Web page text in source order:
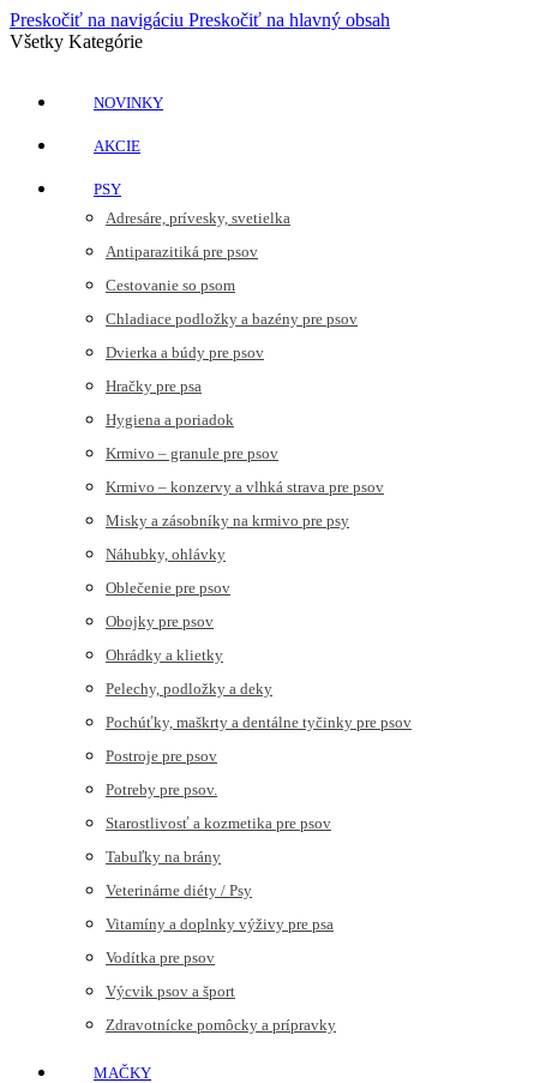
Preskočiť na navigáciu Preskočiť na hlavný obsah
Všetky Kategórie
NOVINKY
AKCIE
PSY
Adresáre, prívesky, svetielka
Antiparazitiká pre psov
Cestovanie so psom
Chladiace podložky a bazény pre psov
Dvierka a búdy pre psov
Hračky pre psa
Hygiena a poriadok
Krmivo – granule pre psov
Krmivo – konzervy a vlhká strava pre psov
Misky a zásobníky na krmivo pre psy
Náhubky, ohlávky
Oblečenie pre psov
Obojky pre psov
Ohrádky a klietky
Pelechy, podložky a deky
Pochúťky, maškrty a dentálne tyčinky pre psov
Postroje pre psov
Potreby pre psov.
Starostlivosť a kozmetika pre psov
Tabuľky na brány
Veterinárne diéty / Psy
Vitamíny a doplnky výživy pre psa
Vodítka pre psov
Výcvik psov a šport
Zdravotnícke pomôcky a prípravky
MAČKY